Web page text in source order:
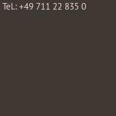
Tel.: +49 711 22 835 0